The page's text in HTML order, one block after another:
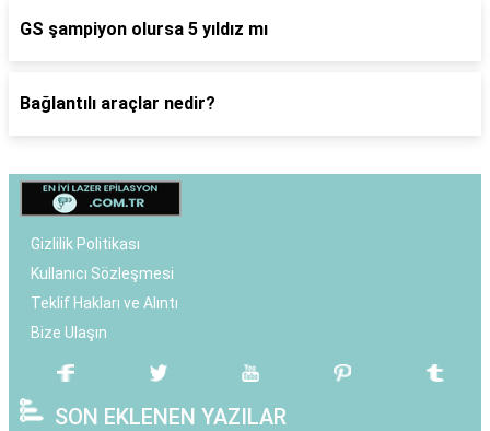
GS şampiyon olursa 5 yıldız mı
Bağlantılı araçlar nedir?
Gizlilik Politikası
Kullanıcı Sözleşmesi
Teklif Hakları ve Alıntı
Bize Ulaşın
SON EKLENEN YAZILAR